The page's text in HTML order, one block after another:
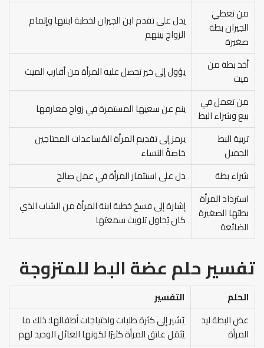
من تعطي
الجيران بطة
صغيرة
يدل على تقدم ابن الجيران لخطبة ابنتها وإتمام
الزواج بينهم
أخذ بطة من
ميت
يؤول إلى خير تحصل عليه المرأة من أقارب الميت
من تعمل في
بيع وشراء البط
ينم عن سعيها المستمرة في زواج معارفها
تربية البط
الجميل
يرمز إلى تقديم المرأة المُساعدات المحتاجين
خاصةً النساء
شراء بطة
دل على استثمار المرأة في عمل صالح
استرداد المرأة
بطتها الصغيرة
الضائعة
إشارة إلى فسخ خطبة ابنة المرأة من الشاب الذي
كان يُحاول تلويث سمعتها
تفسير حلم عضة البط للمتزوجة
الحلم
التفسير
عض البطة ليد
المرأة
يُشير إلى كثرة طلبات واحتياجات أطفالها؛ ذلك ما
يُثقل عاتق المرأة كثيرًا لكونها العائل الوحيد لهم